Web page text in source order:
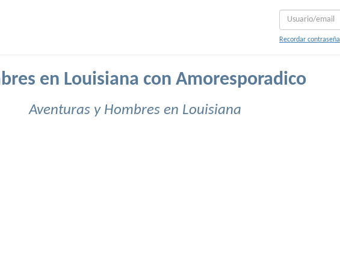
Recordar contraseña
en Louisiana con Amoresporadico
Aventuras y Hombres en Louisiana